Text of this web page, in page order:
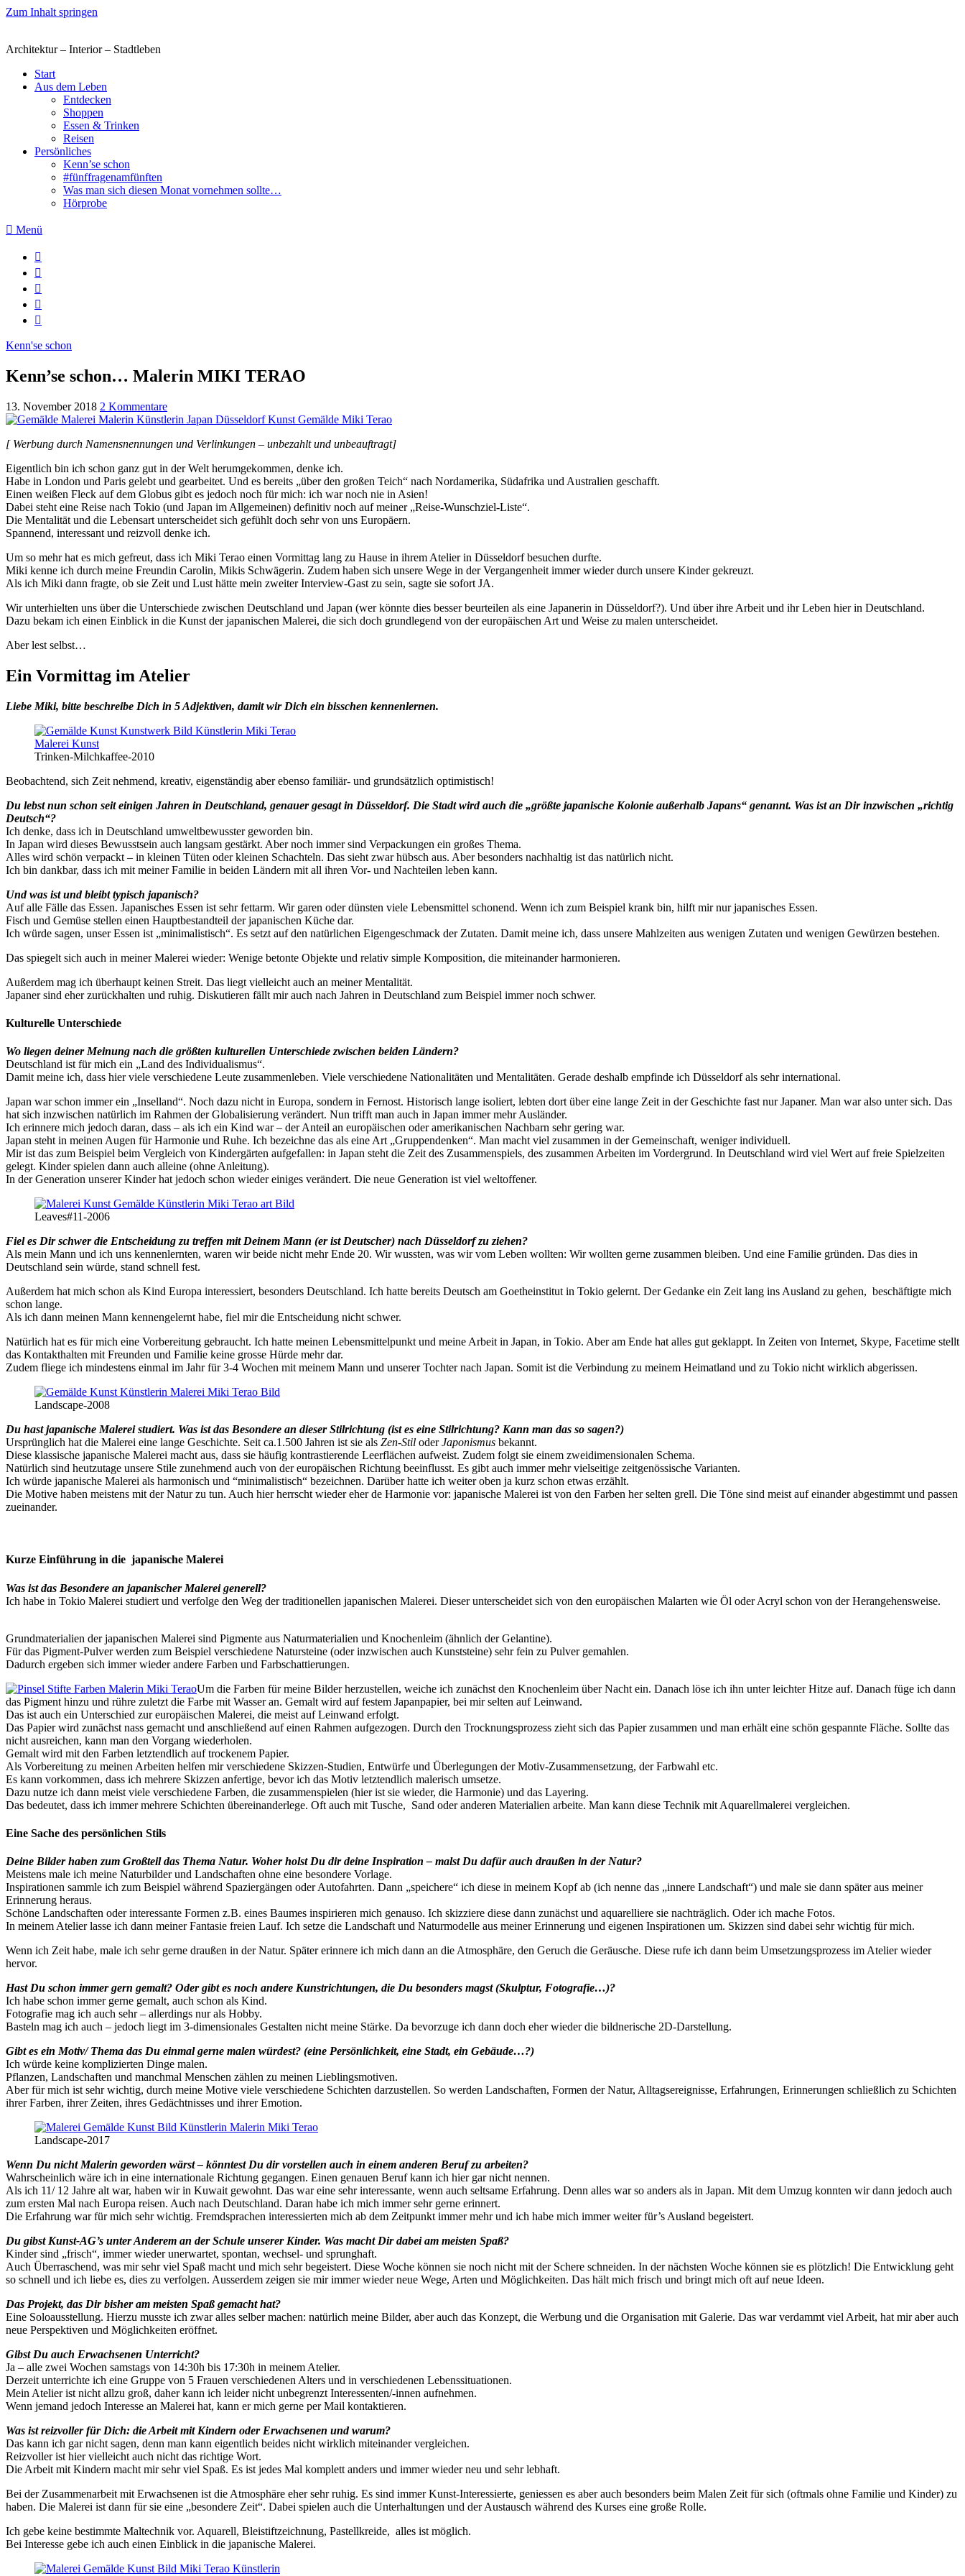
Zum Inhalt springen
Architektur – Interior – Stadtleben
Start
Aus dem Leben
Entdecken
Shoppen
Essen & Trinken
Reisen
Persönliches
Kenn’se schon
#fünffragenamfünften
Was man sich diesen Monat vornehmen sollte…
Hörprobe
Menü
Kenn'se schon
Kenn’se schon… Malerin MIKI TERAO
13. November 2018 2 Kommentare
[ Werbung durch Namensnennungen und Verlinkungen – unbezahlt und unbeauftragt]
Eigentlich bin ich schon ganz gut in der Welt herumgekommen, denke ich.
Habe in London und Paris gelebt und gearbeitet. Und es bereits „über den großen Teich“ nach Nordamerika, Südafrika und Australien geschafft.
Einen weißen Fleck auf dem Globus gibt es jedoch noch für mich: ich war noch nie in Asien!
Dabei steht eine Reise nach Tokio (und Japan im Allgemeinen) definitiv noch auf meiner „Reise-Wunschziel-Liste“.
Die Mentalität und die Lebensart unterscheidet sich gefühlt doch sehr von uns Europäern.
Spannend, interessant und reizvoll denke ich.
Um so mehr hat es mich gefreut, dass ich Miki Terao einen Vormittag lang zu Hause in ihrem Atelier in Düsseldorf besuchen durfte.
Miki kenne ich durch meine Freundin Carolin, Mikis Schwägerin. Zudem haben sich unsere Wege in der Vergangenheit immer wieder durch unsere Kinder gekreuzt.
Als ich Miki dann fragte, ob sie Zeit und Lust hätte mein zweiter Interview-Gast zu sein, sagte sie sofort JA.
Wir unterhielten uns über die Unterschiede zwischen Deutschland und Japan (wer könnte dies besser beurteilen als eine Japanerin in Düsseldorf?). Und über ihre Arbeit und ihr Leben hier in Deutschland.
Dazu bekam ich einen Einblick in die Kunst der japanischen Malerei, die sich doch grundlegend von der europäischen Art und Weise zu malen unterscheidet.
Aber lest selbst…
Ein Vormittag im Atelier
Liebe Miki, bitte beschreibe Dich in 5 Adjektiven, damit wir Dich ein bisschen kennenlernen.
Trinken-Milchkaffee-2010
Beobachtend, sich Zeit nehmend, kreativ, eigenständig aber ebenso familiär- und grundsätzlich optimistisch!
Du lebst nun schon seit einigen Jahren in Deutschland, genauer gesagt in Düsseldorf. Die Stadt wird auch die „größte japanische Kolonie außerhalb Japans“ genannt. Was ist an Dir inzwischen „richtig
Deutsch“?
Ich denke, dass ich in Deutschland umweltbewusster geworden bin.
In Japan wird dieses Bewusstsein auch langsam gestärkt. Aber noch immer sind Verpackungen ein großes Thema.
Alles wird schön verpackt – in kleinen Tüten oder kleinen Schachteln. Das sieht zwar hübsch aus. Aber besonders nachhaltig ist das natürlich nicht.
Ich bin dankbar, dass ich mit meiner Familie in beiden Ländern mit all ihren Vor- und Nachteilen leben kann.
Und was ist und bleibt typisch japanisch?
Auf alle Fälle das Essen. Japanisches Essen ist sehr fettarm. Wir garen oder dünsten viele Lebensmittel schonend. Wenn ich zum Beispiel krank bin, hilft mir nur japanisches Essen.
Fisch und Gemüse stellen einen Hauptbestandteil der japanischen Küche dar.
Ich würde sagen, unser Essen ist „minimalistisch“. Es setzt auf den natürlichen Eigengeschmack der Zutaten. Damit meine ich, dass unsere Mahlzeiten aus wenigen Zutaten und wenigen Gewürzen bestehen.
Das spiegelt sich auch in meiner Malerei wieder: Wenige betonte Objekte und relativ simple Komposition, die miteinander harmonieren.
Außerdem mag ich überhaupt keinen Streit. Das liegt vielleicht auch an meiner Mentalität.
Japaner sind eher zurückhalten und ruhig. Diskutieren fällt mir auch nach Jahren in Deutschland zum Beispiel immer noch schwer.
Kulturelle Unterschiede
Wo liegen deiner Meinung nach die größten kulturellen Unterschiede zwischen beiden Ländern?
Deutschland ist für mich ein „Land des Individualismus“.
Damit meine ich, dass hier viele verschiedene Leute zusammenleben. Viele verschiedene Nationalitäten und Mentalitäten. Gerade deshalb empfinde ich Düsseldorf als sehr international.
Japan war schon immer ein „Inselland“. Noch dazu nicht in Europa, sondern in Fernost. Historisch lange isoliert, lebten dort über eine lange Zeit in der Geschichte fast nur Japaner. Man war also unter sich. Das
hat sich inzwischen natürlich im Rahmen der Globalisierung verändert. Nun trifft man auch in Japan immer mehr Ausländer.
Ich erinnere mich jedoch daran, dass – als ich ein Kind war – der Anteil an europäischen oder amerikanischen Nachbarn sehr gering war.
Japan steht in meinen Augen für Harmonie und Ruhe. Ich bezeichne das als eine Art „Gruppendenken“. Man macht viel zusammen in der Gemeinschaft, weniger individuell.
Mir ist das zum Beispiel beim Vergleich von Kindergärten aufgefallen: in Japan steht die Zeit des Zusammenspiels, des zusammen Arbeiten im Vordergrund. In Deutschland wird viel Wert auf freie Spielzeiten
gelegt. Kinder spielen dann auch alleine (ohne Anleitung).
In der Generation unserer Kinder hat jedoch schon wieder einiges verändert. Die neue Generation ist viel weltoffener.
Leaves#11-2006
Fiel es Dir schwer die Entscheidung zu treffen mit Deinem Mann (er ist Deutscher) nach Düsseldorf zu ziehen?
Als mein Mann und ich uns kennenlernten, waren wir beide nicht mehr Ende 20. Wir wussten, was wir vom Leben wollten: Wir wollten gerne zusammen bleiben. Und eine Familie gründen. Das dies in
Deutschland sein würde, stand schnell fest.
Außerdem hat mich schon als Kind Europa interessiert, besonders Deutschland. Ich hatte bereits Deutsch am Goetheinstitut in Tokio gelernt. Der Gedanke ein Zeit lang ins Ausland zu gehen, beschäftigte mich
schon lange.
Als ich dann meinen Mann kennengelernt habe, fiel mir die Entscheidung nicht schwer.
Natürlich hat es für mich eine Vorbereitung gebraucht. Ich hatte meinen Lebensmittelpunkt und meine Arbeit in Japan, in Tokio. Aber am Ende hat alles gut geklappt. In Zeiten von Internet, Skype, Facetime stellt
das Kontakthalten mit Freunden und Familie keine grosse Hürde mehr dar.
Zudem fliege ich mindestens einmal im Jahr für 3-4 Wochen mit meinem Mann und unserer Tochter nach Japan. Somit ist die Verbindung zu meinem Heimatland und zu Tokio nicht wirklich abgerissen.
Landscape-2008
Du hast japanische Malerei studiert. Was ist das Besondere an dieser Stilrichtung (ist es eine Stilrichtung? Kann man das so sagen?)
Ursprünglich hat die Malerei eine lange Geschichte. Seit ca.1.500 Jahren ist sie als Zen-Stil oderJaponismus bekannt.
Diese klassische japanische Malerei macht aus, dass sie häufig kontrastierende Leerflächen aufweist. Zudem folgt sie einem zweidimensionalen Schema.
Natürlich sind heutzutage unsere Stile zunehmend auch von der europäischen Richtung beeinflusst. Es gibt auch immer mehr vielseitige zeitgenössische Varianten.
Ich würde japanische Malerei als harmonisch und “minimalistisch“ bezeichnen. Darüber hatte ich weiter oben ja kurz schon etwas erzählt.
Die Motive haben meistens mit der Natur zu tun. Auch hier herrscht wieder eher de Harmonie vor: japanische Malerei ist von den Farben her selten grell. Die Töne sind meist auf einander abgestimmt und passen
zueinander.
Kurze Einführung in die japanische Malerei
Was ist das Besondere an japanischer Malerei generell?
Ich habe in Tokio Malerei studiert und verfolge den Weg der traditionellen japanischen Malerei. Dieser unterscheidet sich von den europäischen Malarten wie Öl oder Acryl schon von der Herangehensweise.
Grundmaterialien der japanischen Malerei sind Pigmente aus Naturmaterialien und Knochenleim (ähnlich der Gelantine).
Für das Pigment-Pulver werden zum Beispiel verschiedene Natursteine (oder inzwischen auch Kunststeine) sehr fein zu Pulver gemahlen.
Dadurch ergeben sich immer wieder andere Farben und Farbschattierungen.
Um die Farben für meine Bilder herzustellen, weiche ich zunächst den Knochenleim über Nacht ein. Danach löse ich ihn unter leichter Hitze auf. Danach füge ich dann
das Pigment hinzu und rühre zuletzt die Farbe mit Wasser an. Gemalt wird auf festem Japanpapier, bei mir selten auf Leinwand.
Das ist auch ein Unterschied zur europäischen Malerei, die meist auf Leinwand erfolgt.
Das Papier wird zunächst nass gemacht und anschließend auf einen Rahmen aufgezogen. Durch den Trocknungsprozess zieht sich das Papier zusammen und man erhält eine schön gespannte Fläche. Sollte das
nicht ausreichen, kann man den Vorgang wiederholen.
Gemalt wird mit den Farben letztendlich auf trockenem Papier.
Als Vorbereitung zu meinen Arbeiten helfen mir verschiedene Skizzen-Studien, Entwürfe und Überlegungen der Motiv-Zusammensetzung, der Farbwahl etc.
Es kann vorkommen, dass ich mehrere Skizzen anfertige, bevor ich das Motiv letztendlich malerisch umsetze.
Dazu nutze ich dann meist viele verschiedene Farben, die zusammenspielen (hier ist sie wieder, die Harmonie) und das Layering.
Das bedeutet, dass ich immer mehrere Schichten übereinanderlege. Oft auch mit Tusche, Sand oder anderen Materialien arbeite. Man kann diese Technik mit Aquarellmalerei vergleichen.
Eine Sache des persönlichen Stils
Deine Bilder haben zum Großteil das Thema Natur. Woher holst Du dir deine Inspiration – malst Du dafür auch draußen in der Natur?
Meistens male ich meine Naturbilder und Landschaften ohne eine besondere Vorlage.
Inspirationen sammle ich zum Beispiel während Spaziergängen oder Autofahrten. Dann „speichere“ ich diese in meinem Kopf ab (ich nenne das „innere Landschaft“) und male sie dann später aus meiner
Erinnerung heraus.
Schöne Landschaften oder interessante Formen z.B. eines Baumes inspirieren mich genauso. Ich skizziere diese dann zunächst und aquarelliere sie nachträglich. Oder ich mache Fotos.
In meinem Atelier lasse ich dann meiner Fantasie freien Lauf. Ich setze die Landschaft und Naturmodelle aus meiner Erinnerung und eigenen Inspirationen um. Skizzen sind dabei sehr wichtig für mich.
Wenn ich Zeit habe, male ich sehr gerne draußen in der Natur. Später erinnere ich mich dann an die Atmosphäre, den Geruch die Geräusche. Diese rufe ich dann beim Umsetzungsprozess im Atelier wieder
hervor.
Hast Du schon immer gern gemalt? Oder gibt es noch andere Kunstrichtungen, die Du besonders magst (Skulptur, Fotografie…)?
Ich habe schon immer gerne gemalt, auch schon als Kind.
Fotografie mag ich auch sehr – allerdings nur als Hobby.
Basteln mag ich auch – jedoch liegt im 3-dimensionales Gestalten nicht meine Stärke. Da bevorzuge ich dann doch eher wieder die bildnerische 2D-Darstellung.
Gibt es ein Motiv/ Thema das Du einmal gerne malen würdest? (eine Persönlichkeit, eine Stadt, ein Gebäude…?)
Ich würde keine komplizierten Dinge malen.
Pflanzen, Landschaften und manchmal Menschen zählen zu meinen Lieblingsmotiven.
Aber für mich ist sehr wichtig, durch meine Motive viele verschiedene Schichten darzustellen. So werden Landschaften, Formen der Natur, Alltagsereignisse, Erfahrungen, Erinnerungen schließlich zu Schichten
ihrer Farben, ihrer Zeiten, ihres Gedächtnisses und ihrer Emotion.
Landscape-2017
Wenn Du nicht Malerin geworden wärst – könntest Du dir vorstellen auch in einem anderen Beruf zu arbeiten?
Wahrscheinlich wäre ich in eine internationale Richtung gegangen. Einen genauen Beruf kann ich hier gar nicht nennen.
Als ich 11/ 12 Jahre alt war, haben wir in Kuwait gewohnt. Das war eine sehr interessante, wenn auch seltsame Erfahrung. Denn alles war so anders als in Japan. Mit dem Umzug konnten wir dann jedoch auch
zum ersten Mal nach Europa reisen. Auch nach Deutschland. Daran habe ich mich immer sehr gerne erinnert.
Die Erfahrung war für mich sehr wichtig. Fremdsprachen interessierten mich ab dem Zeitpunkt immer mehr und ich habe mich immer weiter für’s Ausland begeistert.
Du gibst Kunst-AG’s unter Anderem an der Schule unserer Kinder. Was macht Dir dabei am meisten Spaß?
Kinder sind „frisch“, immer wieder unerwartet, spontan, wechsel- und sprunghaft.
Auch Überraschend, was mir sehr viel Spaß macht und mich sehr begeistert. Diese Woche können sie noch nicht mit der Schere schneiden. In der nächsten Woche können sie es plötzlich! Die Entwicklung geht
so schnell und ich liebe es, dies zu verfolgen. Ausserdem zeigen sie mir immer wieder neue Wege, Arten und Möglichkeiten. Das hält mich frisch und bringt mich oft auf neue Ideen.
Das Projekt, das Dir bisher am meisten Spaß gemacht hat?
Eine Soloausstellung. Hierzu musste ich zwar alles selber machen: natürlich meine Bilder, aber auch das Konzept, die Werbung und die Organisation mit Galerie. Das war verdammt viel Arbeit, hat mir aber auch
neue Perspektiven und Möglichkeiten eröffnet.
Gibst Du auch Erwachsenen Unterricht?
Ja – alle zwei Wochen samstags von 14:30h bis 17:30h in meinem Atelier.
Derzeit unterrichte ich eine Gruppe von 5 Frauen verschiedenen Alters und in verschiedenen Lebenssituationen.
Mein Atelier ist nicht allzu groß, daher kann ich leider nicht unbegrenzt Interessenten/-innen aufnehmen.
Wenn jemand jedoch Interesse an Malerei hat, kann er mich gerne per Mail kontaktieren.
Was ist reizvoller für Dich: die Arbeit mit Kindern oder Erwachsenen und warum?
Das kann ich gar nicht sagen, denn man kann eigentlich beides nicht wirklich miteinander vergleichen.
Reizvoller ist hier vielleicht auch nicht das richtige Wort.
Die Arbeit mit Kindern macht mir sehr viel Spaß. Es ist jedes Mal komplett anders und immer wieder neu und sehr lebhaft.
Bei der Zusammenarbeit mit Erwachsenen ist die Atmosphäre eher sehr ruhig. Es sind immer Kunst-Interessierte, geniessen es aber auch besonders beim Malen Zeit für sich (oftmals ohne Familie und Kinder) zu
haben. Die Malerei ist dann für sie eine „besondere Zeit“. Dabei spielen auch die Unterhaltungen und der Austausch während des Kurses eine große Rolle.
Ich gebe keine bestimmte Maltechnik vor. Aquarell, Bleistiftzeichnung, Pastellkreide, alles ist möglich.
Bei Interesse gebe ich auch einen Einblick in die japanische Malerei.